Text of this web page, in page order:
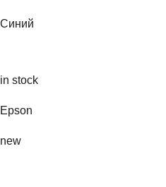
Синий
in stock
Epson
new